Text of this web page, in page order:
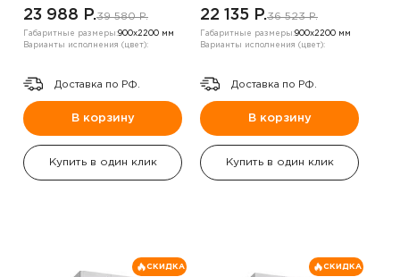
23 988 P.39 580 P.
Габаритные размеры:900х2200 мм
Варианты исполнения (цвет):
Доставка по РФ.
В корзину
Купить в один клик
22 135 P.36 523 P.
Габаритные размеры:900х2200 мм
Варианты исполнения (цвет):
Доставка по РФ.
В корзину
Купить в один клик
СКИДКА СКИДКА